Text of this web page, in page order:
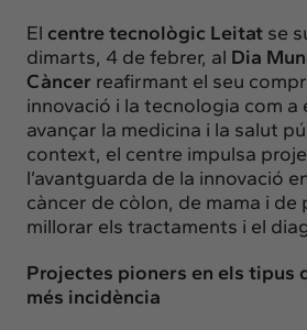
El centre tecnològic Leitat se
dimarts, 4 de febrer, al Dia
Càncer reafirmant el seu
innovació i la tecnologia com a
avançar la medicina i la salut
context, el centre impulsa
l’avantguarda de la innovació
càncer de còlon, de mama i de
millorar els tractaments i el
Projectes pioners en els tipus
més incidència